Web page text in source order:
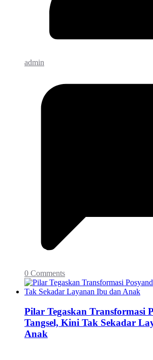
admin
0 Comments
Pilar Tegaskan Transformasi
Tangsel, Kini Tak Sekadar
Anak